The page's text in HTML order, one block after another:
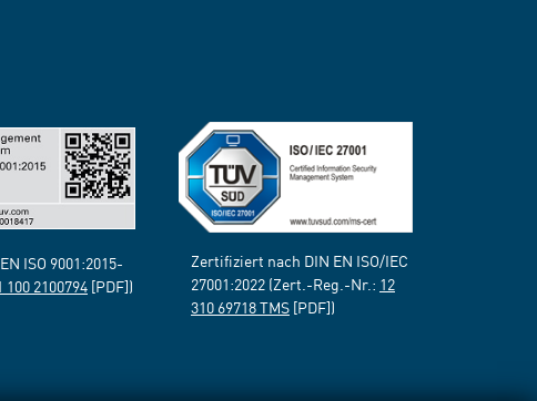
ISO 9001:2015-
100 2100794[PDF])
Zertifiziert nach DIN EN ISO/IEC
27001:2022 (Zert.-Reg.-Nr.: 12
310 69718 TMS [PDF])